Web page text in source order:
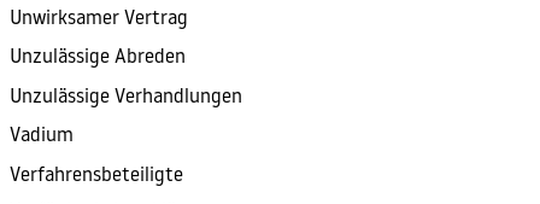
Unwirksamer Vertrag
Unzulässige Abreden
Unzulässige Verhandlungen
Vadium
Verfahrensbeteiligte